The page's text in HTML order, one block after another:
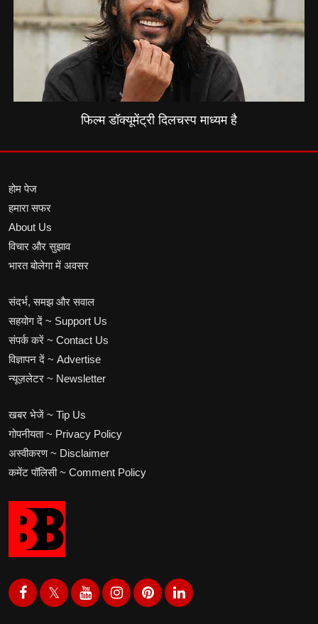
फिल्म डॉक्यूमेंट्री दिलचस्प माध्यम है
होम पेज
हमारा सफर
About Us
विचार और सुझाव
भारत बोलेगा में अवसर
संदर्भ, समझ और सवाल
सहयोग दें ~ Support Us
संपर्क करें ~ Contact Us
विज्ञापन दें ~ Advertise
न्यूज़लेटर ~ Newsletter
खबर भेजें ~ Tip Us
गोपनीयता ~ Privacy Policy
अस्वीकरण ~ Disclaimer
कमेंट पॉलिसी ~ Comment Policy